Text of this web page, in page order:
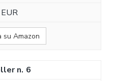
su Amazon
6